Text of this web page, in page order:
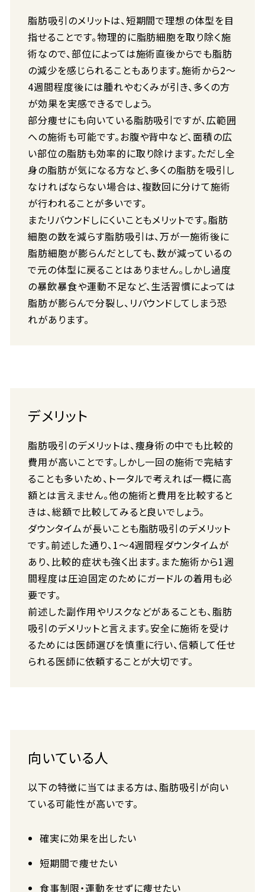
脂肪吸引のメリットは、短期間で理想の体型を目
指せることです。物理的に脂肪細胞を取り除く施
術なので、部位によっては施術直後からでも脂肪
の減少を感じられることもあります。施術から2〜
4週間程度後には腫れやむくみが引き、多くの方
が効果を実感できるでしょう。
部分痩せにも向いている脂肪吸引ですが、広範囲
への施術も可能です。お腹や背中など、面積の広
い部位の脂肪も効率的に取り除けます。ただし全
身の脂肪が気になる方など、多くの脂肪を吸引し
なければならない場合は、複数回に分けて施術
が行われることが多いです。
またリバウンドしにくいこともメリットです。脂肪
細胞の数を減らす脂肪吸引は、万が一施術後に
脂肪細胞が膨らんだとしても、数が減っているの
で元の体型に戻ることはありません。しかし過度
の暴飲暴食や運動不足など、生活習慣によっては
脂肪が膨らんで分裂し、リバウンドしてしまう恐
れがあります。
デメリット
脂肪吸引のデメリットは、痩身術の中でも比較的
費用が高いことです。しかし一回の施術で完結す
ることも多いため、トータルで考えれば一概に高
額とは言えません。他の施術と費用を比較すると
きは、総額で比較してみると良いでしょう。
ダウンタイムが長いことも脂肪吸引のデメリット
です。前述した通り、1〜4週間程ダウンタイムが
あり、比較的症状も強く出ます。また施術から1週
間程度は圧迫固定のためにガードルの着用も必
要です。
前述した副作用やリスクなどがあることも、脂肪
吸引のデメリットと言えます。安全に施術を受け
るためには医師選びを慎重に行い、信頼して任せ
られる医師に依頼することが大切です。
向いている人
以下の特徴に当てはまる方は、脂肪吸引が向い
ている可能性が高いです。
確実に効果を出したい
短期間で痩せたい
食事制限・運動をせずに痩せたい